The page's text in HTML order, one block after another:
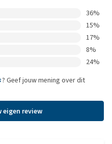
36%
15%
17%
8%
24%
? Geef jouw mening over dit
review